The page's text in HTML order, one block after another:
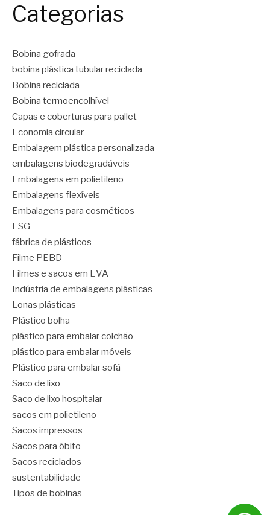
Categorias
Bobina gofrada
bobina plástica tubular reciclada
Bobina reciclada
Bobina termoencolhível
Capas e coberturas para pallet
Economia circular
Embalagem plástica personalizada
embalagens biodegradáveis
Embalagens em polietileno
Embalagens flexíveis
Embalagens para cosméticos
ESG
fábrica de plásticos
Filme PEBD
Filmes e sacos em EVA
Indústria de embalagens plásticas
Lonas plásticas
Plástico bolha
plástico para embalar colchão
plástico para embalar móveis
Plástico para embalar sofá
Saco de lixo
Saco de lixo hospitalar
sacos em polietileno
Sacos impressos
Sacos para óbito
Sacos reciclados
sustentabilidade
Tipos de bobinas